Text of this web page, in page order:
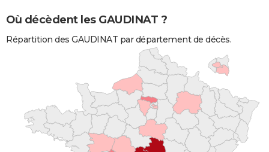
Où décèdent les GAUDINAT ?
Répartition des GAUDINAT par département de décès.